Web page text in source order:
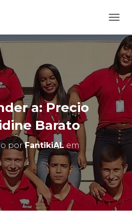
L
T
E
R
N
A
N
A
E
G
O
a: Precio
Barato
porFantikiALem